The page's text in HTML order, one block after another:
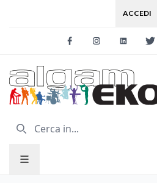
ACCEDI
FacebookInstagram